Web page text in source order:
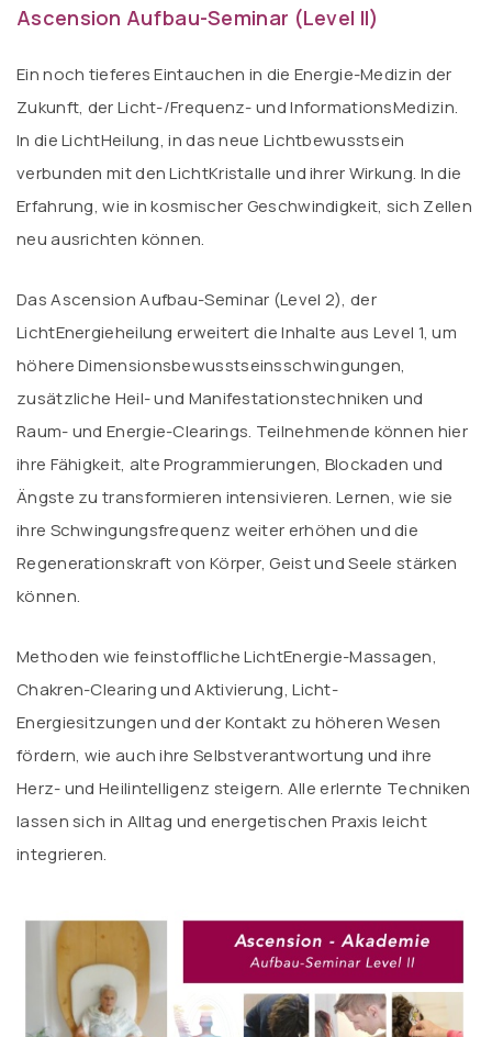
Ascension Aufbau-Seminar (Level II)
Ein noch tieferes Eintauchen in die Energie-Medizin der
Zukunft, der Licht-/Frequenz- und InformationsMedizin.
In die LichtHeilung, in das neue Lichtbewusstsein
verbunden mit den LichtKristalle und ihrer Wirkung. In die
Erfahrung, wie in kosmischer Geschwindigkeit, sich Zellen
neu ausrichten können.
Das Ascension Aufbau-Seminar (Level 2), der
LichtEnergieheilung erweitert die Inhalte aus Level 1, um
höhere Dimensionsbewusstseinsschwingungen,
zusätzliche Heil- und Manifestationstechniken und
Raum- und Energie-Clearings. Teilnehmende können hier
ihre Fähigkeit, alte Programmierungen, Blockaden und
Ängste zu transformieren intensivieren. Lernen, wie sie
ihre Schwingungsfrequenz weiter erhöhen und die
Regenerationskraft von Körper, Geist und Seele stärken
können.
Methoden wie feinstoffliche LichtEnergie-Massagen,
Chakren-Clearing und Aktivierung, Licht-
Energiesitzungen und der Kontakt zu höheren Wesen
fördern, wie auch ihre Selbstverantwortung und ihre
Herz- und Heilintelligenz steigern. Alle erlernte Techniken
lassen sich in Alltag und energetischen Praxis leicht
integrieren.